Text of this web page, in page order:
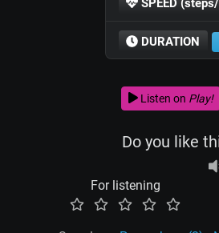
SPEED
DURATION
Listen on Play!
Do you like
For listening